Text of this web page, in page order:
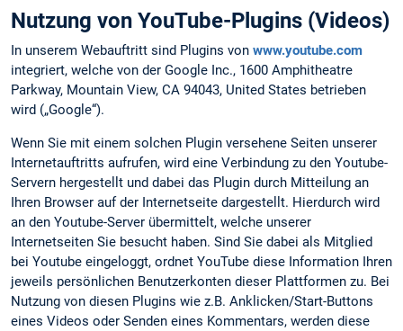
Nutzung von YouTube-Plugins (Videos)
In unserem Webauftritt sind Plugins von www.youtube.com
integriert, welche von der Google Inc., 1600 Amphitheatre
Parkway, Mountain View, CA 94043, United States betrieben
wird („Google“).
Wenn Sie mit einem solchen Plugin versehene Seiten unserer
Internetauftritts aufrufen, wird eine Verbindung zu den Youtube-
Servern hergestellt und dabei das Plugin durch Mitteilung an
Ihren Browser auf der Internetseite dargestellt. Hierdurch wird
an den Youtube-Server übermittelt, welche unserer
Internetseiten Sie besucht haben. Sind Sie dabei als Mitglied
bei Youtube eingeloggt, ordnet YouTube diese Information Ihren
jeweils persönlichen Benutzerkonten dieser Plattformen zu. Bei
Nutzung von diesen Plugins wie z.B. Anklicken/Start-Buttons
eines Videos oder Senden eines Kommentars, werden diese